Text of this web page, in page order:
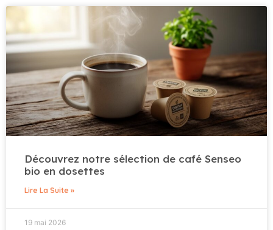
Découvrez notre sélection de café Senseo
bio en dosettes
Lire La Suite »
19 mai 2026